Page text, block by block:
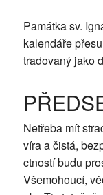
Památka sv.
kalendáře
tradovaný jako
Netřeba mít
víra a čistá,
ctností budu
Všemohoucí,